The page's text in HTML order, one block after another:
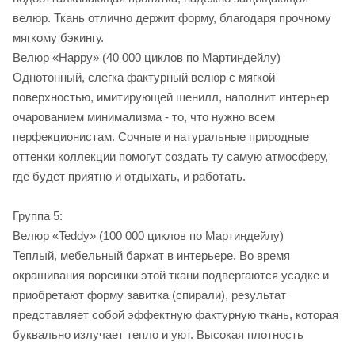
велюр. Ткань отлично держит форму, благодаря прочному
мягкому бэкингу.
Велюр «Happy» (40 000 циклов по Мартиндейлу)
Однотонный, слегка фактурный велюр с мягкой
поверхностью, имитирующей шенилл, наполнит интерьер
очарованием минимализма - то, что нужно всем
перфекционистам. Сочные и натуральные природные
оттенки коллекции помогут создать ту самую атмосферу,
где будет приятно и отдыхать, и работать.
Группа 5:
Велюр «Teddy» (100 000 циклов по Мартиндейлу)
Теплый, мебельный бархат в интерьере. Во время
окрашивания ворсинки этой ткани подвергаются усадке и
приобретают форму завитка (спирали), результат
представляет собой эффектную фактурную ткань, которая
буквально излучает тепло и уют. Высокая плотность